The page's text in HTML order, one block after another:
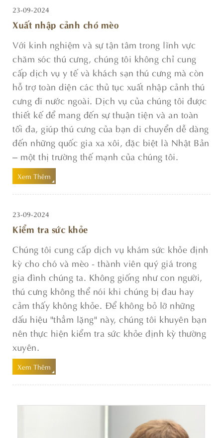
23-09-2024
Xuất nhập cảnh chó mèo
Với kinh nghiệm và sự tận tâm trong lĩnh vực
chăm sóc thú cưng, chúng tôi không chỉ cung
cấp dịch vụ y tế và khách sạn thú cưng mà còn
hỗ trợ toàn diện các thủ tục xuất nhập cảnh thú
cưng đi nước ngoài. Dịch vụ của chúng tôi được
thiết kế để mang đến sự thuận tiện và an toàn
tối đa, giúp thú cưng của bạn di chuyển dễ dàng
đến những quốc gia xa xôi, đặc biệt là Nhật Bản
– một thị trường thế mạnh của chúng tôi.
Xem Thêm
23-09-2024
Kiểm tra sức khỏe
Chúng tôi cung cấp dịch vụ khám sức khỏe định
kỳ cho chó và mèo - thành viên quý giá trong
gia đình chúng ta. Không giống như con người,
thú cưng không thể nói khi chúng bị đau hay
cảm thấy không khỏe. Để không bỏ lỡ những
dấu hiệu "thầm lặng" này, chúng tôi khuyên bạn
nên thực hiện kiểm tra sức khỏe định kỳ thường
xuyên.
Xem Thêm